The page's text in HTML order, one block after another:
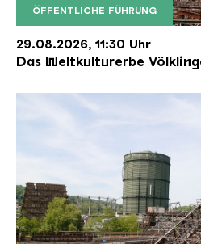
ÖFFENTLICHE FÜHRUNG
Der Erzschrägaufzug der
Copyright: Weltkulturerbe
29.08.2026, 11:30 Uhr
Das Weltkulturerbe